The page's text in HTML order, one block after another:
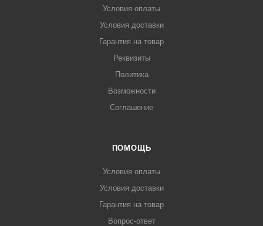
Условия оплаты
Условия доставки
Гарантия на товар
Реквизиты
Политика
Возможности
Соглашение
ПОМОЩЬ
Условия оплаты
Условия доставки
Гарантия на товар
Вопрос-ответ